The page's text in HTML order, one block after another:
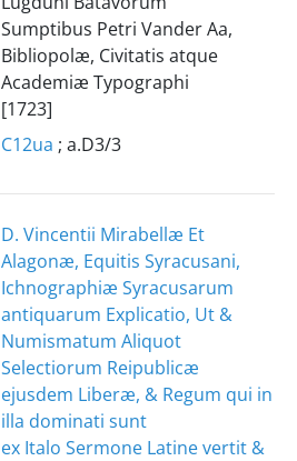
Sumptibus Petri Vander Aa,
Bibliopolæ, Civitatis atque
Academiæ Typographi
[1723]
C12ua ; a.D3/3
D. Vincentii Mirabellæ Et
Alagonæ, Equitis Syracusani,
Ichnographiæ Syracusarum
antiquarum Explicatio, Ut &
Numismatum Aliquot
Selectiorum Reipublicæ
ejusdem Liberæ, & Regum qui in
illa dominati sunt
ex Italo Sermone Latine vertit &